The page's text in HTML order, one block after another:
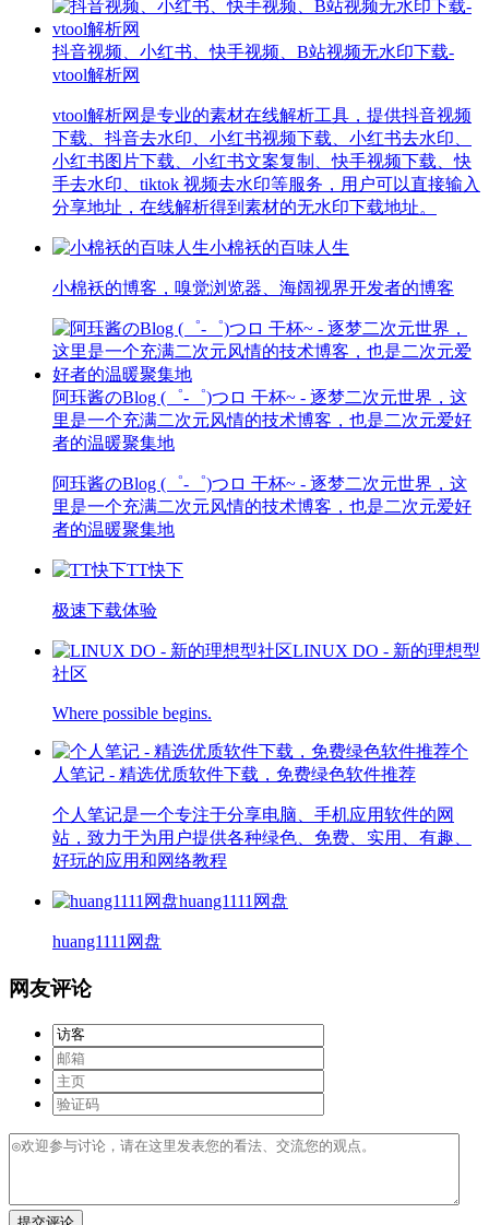
抖音视频、小红书、快手视频、B站视频无水印下载-
vtool解析网
vtool解析网是专业的素材在线解析工具，提供抖音视频
下载、抖音去水印、小红书视频下载、小红书去水印、
小红书图片下载、小红书文案复制、快手视频下载、快
手去水印、tiktok 视频去水印等服务，用户可以直接输入
分享地址，在线解析得到素材的无水印下载地址。
小棉袄的百味人生
小棉袄的博客，嗅觉浏览器、海阔视界开发者的博客
阿珏酱のBlog (゜-゜)つロ 干杯~ - 逐梦二次元世界，这
里是一个充满二次元风情的技术博客，也是二次元爱好
者的温暖聚集地
阿珏酱のBlog (゜-゜)つロ 干杯~ - 逐梦二次元世界，这
里是一个充满二次元风情的技术博客，也是二次元爱好
者的温暖聚集地
TT快下
极速下载体验
LINUX DO - 新的理想型
社区
Where possible begins.
个
人笔记 - 精选优质软件下载，免费绿色软件推荐
个人笔记是一个专注于分享电脑、手机应用软件的网
站，致力于为用户提供各种绿色、免费、实用、有趣、
好玩的应用和网络教程
huang1111网盘
huang1111网盘
网友评论